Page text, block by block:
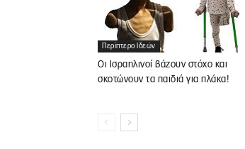
Περίπτερο Ιδεών
Οι Ισραηλινοί βάζουν στόχο και
σκοτώνουν τα παιδιά για πλάκα!